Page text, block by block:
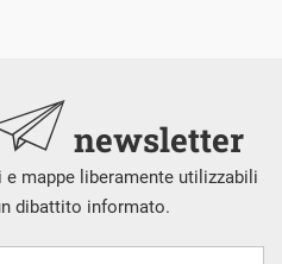
newsletter
mappe liberamente utilizzabili
dibattito informato.